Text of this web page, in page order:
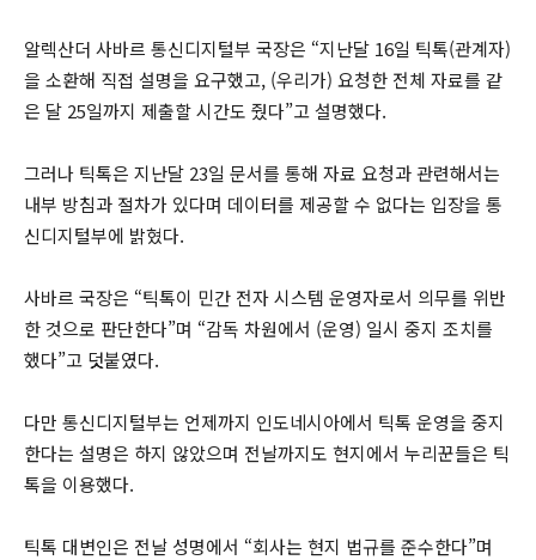
알렉산더 사바르 통신디지털부 국장은 “지난달 16일 틱톡(관계자)
을 소환해 직접 설명을 요구했고, (우리가) 요청한 전체 자료를 같
은 달 25일까지 제출할 시간도 줬다”고 설명했다.
그러나 틱톡은 지난달 23일 문서를 통해 자료 요청과 관련해서는
내부 방침과 절차가 있다며 데이터를 제공할 수 없다는 입장을 통
신디지털부에 밝혔다.
사바르 국장은 “틱톡이 민간 전자 시스템 운영자로서 의무를 위반
한 것으로 판단한다”며 “감독 차원에서 (운영) 일시 중지 조치를
했다”고 덧붙였다.
다만 통신디지털부는 언제까지 인도네시아에서 틱톡 운영을 중지
한다는 설명은 하지 않았으며 전날까지도 현지에서 누리꾼들은 틱
톡을 이용했다.
틱톡 대변인은 전날 성명에서 “회사는 현지 법규를 준수한다”며